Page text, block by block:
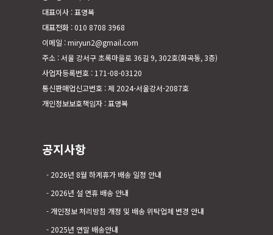
대표이사 : 표영복
대표전화 : 010 8708 3968
이메일 : miryun2@gmail.com
주소 : 서울 강서구 초록마을로 36길 9, 302호(화곡동, 3층)
사업자등록번호 : 171-08-03120
통신판매업신고번호 : 제 2024-서울강서-2087호
개인정보보호책임자 : 표영복
공지사항
2026년 8월 하계휴가 배송 일정 안내
2026년 설 연휴 배송 안내
개인정보 처리방침 개정 및 배송 위탁업체 변경 안내
2025년 연말 배송안내